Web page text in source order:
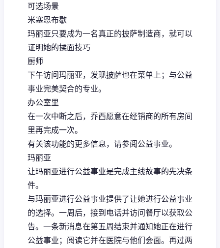
可选场景
米塞恩布歇
玛丽亚只要成为一名真正的披萨制造商，就可以
证明她的揉面技巧
厨师
下午访问玛丽亚，发现披萨也在菜单上；与公益
事业完美契合的专业。
办公室里
在一次中断之后，乔西愿意在经销商的所有房间
里再完成一次。
有关该功能的更多信息，请参阅公益事业。
玛丽亚
让玛丽亚进行公益事业是完成主线故事的先决条
件。
与玛丽亚进行公益事业提供了让她进行公益事业
的选择。一周后，接到电话并访问餐厅以获取公
告。一条新消息在第五周结束并通知她正在进行
公益事业；阅读它并在医院与他们会面。再过两